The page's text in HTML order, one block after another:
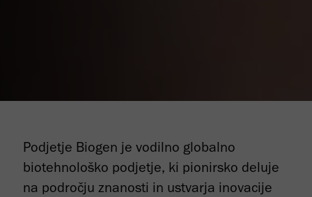
Podjetje Biogen je vodilno globalno
biotehnološko podjetje, ki pionirsko deluje
na področju znanosti in ustvarja inovacije